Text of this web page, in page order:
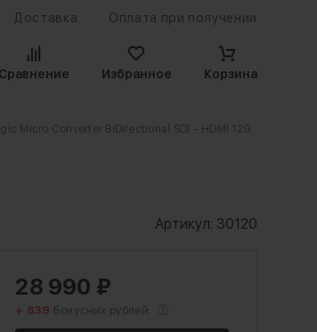
Доставка Оплата при получении
Сравнение Избранное Корзина
Micro Converter BiDirectional SDI - HDMI 12G
Артикул: 30120
28 990 ₽
+ 839 Бонусных рублей